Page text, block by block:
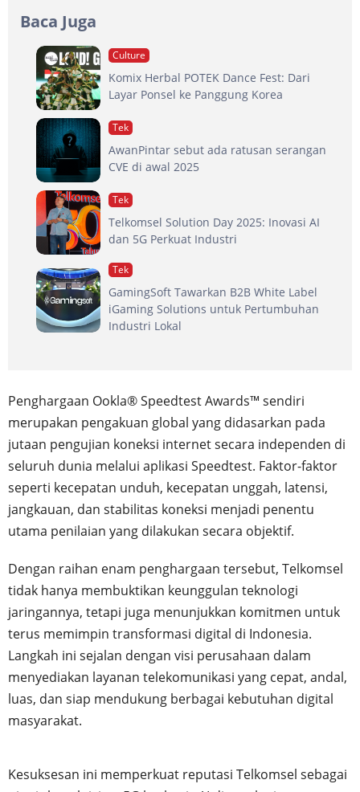
Baca Juga
Culture
Komix Herbal POTEK Dance Fest: Dari
Layar Ponsel ke Panggung Korea
Tek
AwanPintar sebut ada ratusan serangan
CVE di awal 2025
Tek
Telkomsel Solution Day 2025: Inovasi AI
dan 5G Perkuat Industri
Tek
GamingSoft Tawarkan B2B White Label
iGaming Solutions untuk Pertumbuhan
Industri Lokal
Penghargaan Ookla® Speedtest Awards™ sendiri
merupakan pengakuan global yang didasarkan pada
jutaan pengujian koneksi internet secara independen di
seluruh dunia melalui aplikasi Speedtest. Faktor-faktor
seperti kecepatan unduh, kecepatan unggah, latensi,
jangkauan, dan stabilitas koneksi menjadi penentu
utama penilaian yang dilakukan secara objektif.
Dengan raihan enam penghargaan tersebut, Telkomsel
tidak hanya membuktikan keunggulan teknologi
jaringannya, tetapi juga menunjukkan komitmen untuk
terus memimpin transformasi digital di Indonesia.
Langkah ini sejalan dengan visi perusahaan dalam
menyediakan layanan telekomunikasi yang cepat, andal,
luas, dan siap mendukung berbagai kebutuhan digital
masyarakat.
Kesuksesan ini memperkuat reputasi Telkomsel sebagai